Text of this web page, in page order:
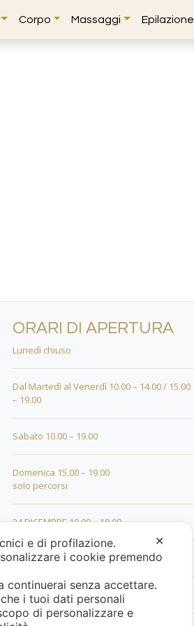
Corpo Massaggi Epilazione
ORARI DI APERTURA
Lunedì chiuso
Dal Martedì al Venerdì 10.00 – 14.00 / 15.00
– 19.00
Sabato 10.00 – 19.00
Domenica 15.00 – 19.00
solo percorsi
24 DICEMBRE 10.00 – 18.00
25 DICEMBRE 15.00 – 19.00
26 DICEMBRE 15.00 – 19.00
✕
e di profilazione.
i cookie premendo
continuerai senza accettare.
i tuoi dati personali
di personalizzare e